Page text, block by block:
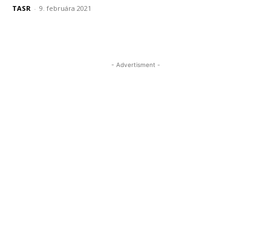
TASR - 9. februára 2021
- Advertisment -